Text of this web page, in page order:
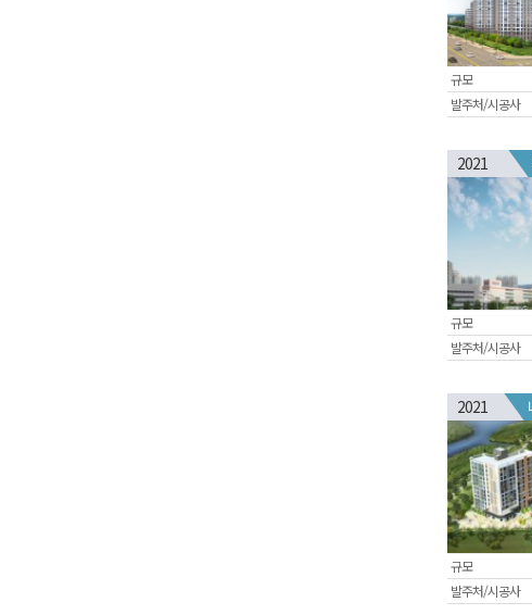
규모
발주처/시공사
2021
규모
발주처/시공사
2021
규모
발주처/시공사